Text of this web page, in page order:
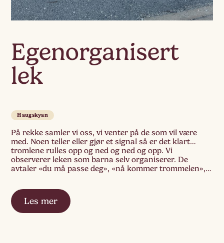
Egenorganisert
lek
Haugskyan
På rekke samler vi oss, vi venter på de som vil være
med. Noen teller eller gjør et signal så er det klart…
tromlene rulles opp og ned og ned og opp. Vi
observerer leken som barna selv organiserer. De
avtaler «du må passe deg», «nå kommer trommelen»,
Les mer